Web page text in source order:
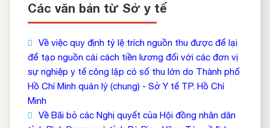
Các văn bản từ Sở y tế
Về việc quy định tỷ lệ trích nguồn thu được để lại
để tạo nguồn cải cách tiền lương đối với các đơn vị
sự nghiệp y tế công lập có số thu lớn do Thành phố
Hồ Chí Minh quản lý (chung) - Sở Y tế TP. Hồ Chí
Minh
Về Bãi bỏ các Nghị quyết của Hội đồng nhân dân